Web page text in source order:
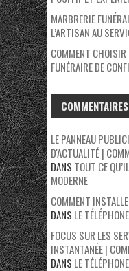
MARBRERIE
L’ARTISAN AU
COMMENT
FUNÉRAIRE DE
LE PANNEAU
D'ACTUALITÉ |
DANS TOUT CE
MODERNE
COMMENT
DANS LE
FOCUS SUR LES
INSTANTANÉE |
DANS LE